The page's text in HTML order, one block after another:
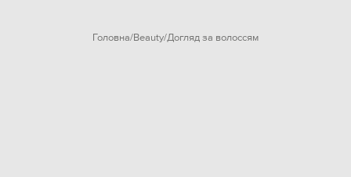
Головна Beauty Догляд за волоссям